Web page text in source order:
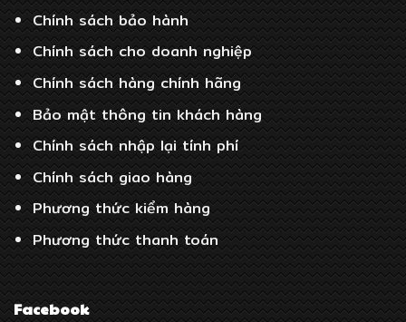
Chính sách bảo hành
Chính sách cho doanh nghiệp
Chính sách hàng chính hãng
Bảo mật thông tin khách hàng
Chính sách nhập lại tính phí
Chính sách giao hàng
Phương thức kiểm hàng
Phương thức thanh toán
Facebook